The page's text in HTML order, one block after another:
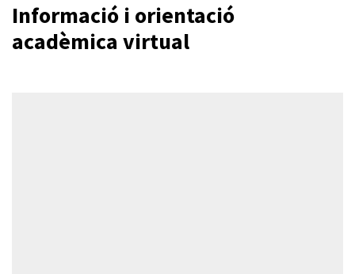
Informació i orientació
acadèmica virtual